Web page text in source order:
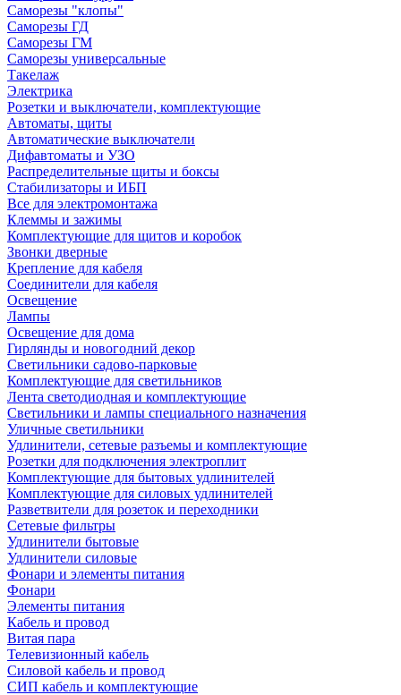
Саморезы "клопы"
Саморезы ГД
Саморезы ГМ
Саморезы универсальные
Такелаж
Электрика
Розетки и выключатели, комплектующие
Автоматы, щиты
Автоматические выключатели
Дифавтоматы и УЗО
Распределительные щиты и боксы
Стабилизаторы и ИБП
Все для электромонтажа
Клеммы и зажимы
Комплектующие для щитов и коробок
Звонки дверные
Крепление для кабеля
Соединители для кабеля
Освещение
Лампы
Освещение для дома
Гирлянды и новогодний декор
Светильники садово-парковые
Комплектующие для светильников
Лента светодиодная и комплектующие
Светильники и лампы специального назначения
Уличные светильники
Удлинители, сетевые разъемы и комплектующие
Розетки для подключения электроплит
Комплектующие для бытовых удлинителей
Комплектующие для силовых удлинителей
Разветвители для розеток и переходники
Сетевые фильтры
Удлинители бытовые
Удлинители силовые
Фонари и элементы питания
Фонари
Элементы питания
Кабель и провод
Витая пара
Телевизионный кабель
Силовой кабель и провод
СИП кабель и комплектующие